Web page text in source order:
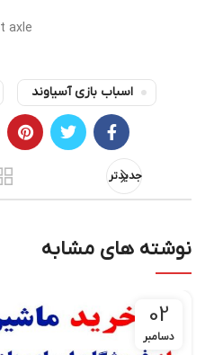
axle
اسباب بازی آسیاوند
جدیدتر
نوشته های مشابه
02
دسامبر